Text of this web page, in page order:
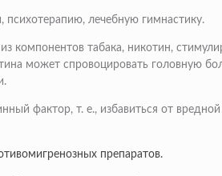
лечебную гимнастику.
табака, никотин,
может спровоцировать головную
фактор, т. е., избавиться от
препаратов.